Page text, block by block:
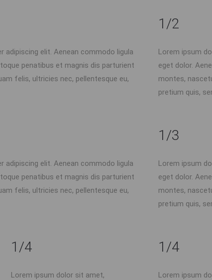
elit. Aenean commodo ligula
penatibus et magnis dis parturient
felis, ultricies nec, pellentesque eu,
1/2
Lorem ipsum
eget dolor.
montes,
pretium quis,
elit. Aenean commodo ligula
penatibus et magnis dis parturient
felis, ultricies nec, pellentesque eu,
1/3
Lorem ipsum
eget dolor.
montes,
pretium quis,
1/4
Lorem ipsum dolor sit amet,
1/4
Lorem ipsum